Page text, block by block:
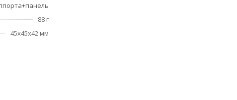
88 г
45x45x42 мм